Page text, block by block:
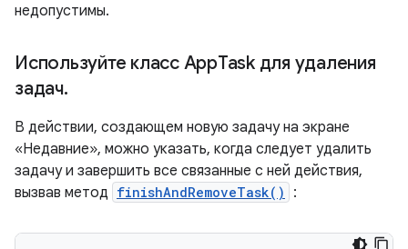
недопустимы.
Используйте класс AppTask для удаления
задач.
В действии, создающем новую задачу на экране
«Недавние», можно указать, когда следует удалить
задачу и завершить все связанные с ней действия,
вызвав метод finishAndRemoveTask() :